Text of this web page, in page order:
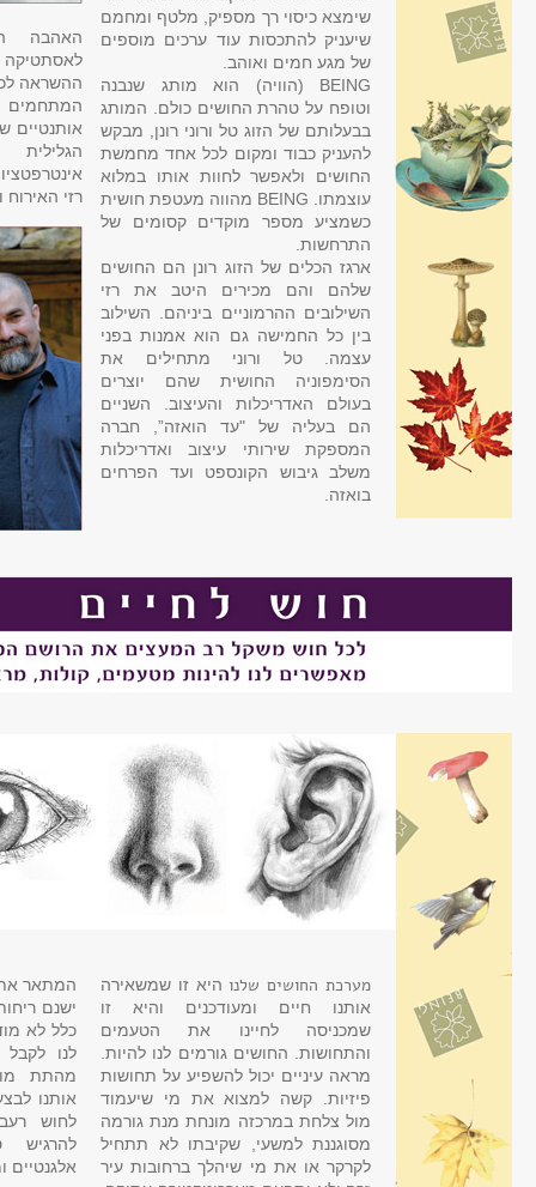
שימצא כיסוי רך מספיק, מלטף ומחמם
שיעניק להתכסות עוד ערכים מוספים
של מגע חמים ואוהב.
BEING (הוויה) הוא מותג שנבנה
וטופח על טהרת החושים כולם. המותג
בבעלותם של הזוג טל ורוני רונן, מבקש
להעניק כבוד ומקום לכל אחד מחמשת
החושים ולאפשר לחוות אותו במלוא
עוצמתו. BEING מהווה מעטפת חושית
כשמציע מספר מוקדים קסומים של
התרחשות.
ארגז הכלים של הזוג רונן הם החושים
שלהם והם מכירים היטב את רזי
השילובים ההרמוניים ביניהם. השילוב
בין כל החמישה גם הוא אמנות בפני
עצמה. טל ורוני מתחילים את
הסימפוניה החושית שהם יוצרים
בעולם האדריכלות והעיצוב. השניים
הם בעליה של "עד הואזה”, חברה
המספקת שירותי עיצוב ואדריכלות
משלב גיבוש הקונספט ועד הפרחים
בואזה.
האהבה
ההשראה
אותנטיים
רזי האירוח
מערכת החושים שלנו היא זו שמשאירה
אותנו חיים ומעודכנים והיא זו
שמכניסה לחיינו את הטעמים
והתחושות. החושים גורמים לנו להיות.
מראה עיניים יכול להשפיע על תחושות
פיזיות. קשה למצוא את מי שיעמוד
מול צלחת במרכזה מונחת מנת גורמה
מסוגננת למשעי, שקיבתו לא תתחיל
לקרקר או את מי שיהלך ברחובות עיר
המתאר את
ישנם
כלל לא
לנו
מהתת
אותנו
לחוש
להרגיש
אלגנטיים